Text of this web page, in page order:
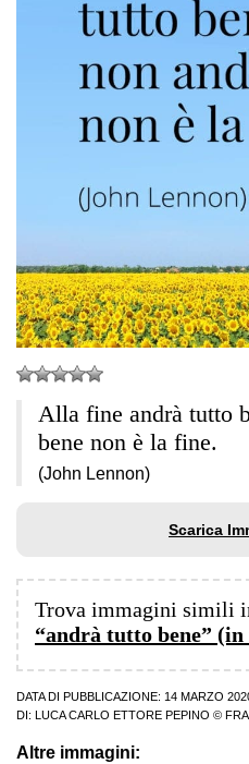
Alla fine andrà tutto
bene non è la fine.
(John Lennon)
Scarica
Trova immagini simili
“andrà tutto bene”
DATA DI PUBBLICAZIONE: 14 MARZO
DI:
LUCA CARLO ETTORE PEPINO ©
Altre immagini: